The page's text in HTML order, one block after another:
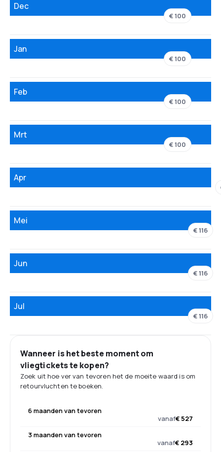
Dec
€ 100
Jan
€ 100
Feb
€ 100
Mrt
€ 100
Apr
Mei
€ 116
Jun
€ 116
Jul
€ 116
Wanneer is het beste moment om
vliegtickets te kopen?
Zoek uit hoe ver van tevoren het de moeite waard is om
retourvluchten te boeken.
6 maanden van tevoren
vanaf€ 527
3 maanden van tevoren
vanaf€ 293